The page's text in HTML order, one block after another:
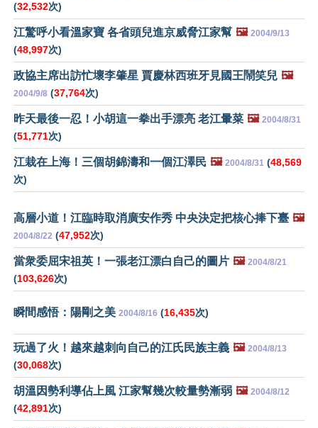
(32,532次)
江驚呼小看溫家寶 各省頭兒進京威脅江家幫 🖼️ 2004/9/13
(48,997次)
政協主席出訪忙壞李肇星 賈慶林西班牙見國王鬧笑兒 🖼️
2004/9/8 (37,764次)
昨天最後一忍！小胡這一拳出手漂亮 老江暈菜 🖼️ 2004/8/31
(51,771次)
江栽在上海！三個胡錦濤和一個江澤民 🖼️ 2004/8/31 (48,569
次)
高層小道！江臨時取消廣安作秀 中央決定把核心捧下臺 🖼️
2004/8/22 (47,952次)
當衆委屈宋祖英！一張老江漂白自己的圖片 🖼️ 2004/8/21
(103,626次)
瞬間感悟：陽剛之美 2004/8/16 (16,435次)
玩過了火！越來越刺向自己的江氏民族主義 🖼️ 2004/8/13
(30,068次)
胡溫因勢利導佔上風 江家幫幾次較量勢漸弱 🖼️ 2004/8/12
(42,891次)